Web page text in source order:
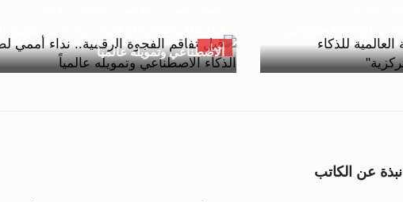
أخبار
الاصطناعي وتمويله عالمياً
نبذة عن الكاتب